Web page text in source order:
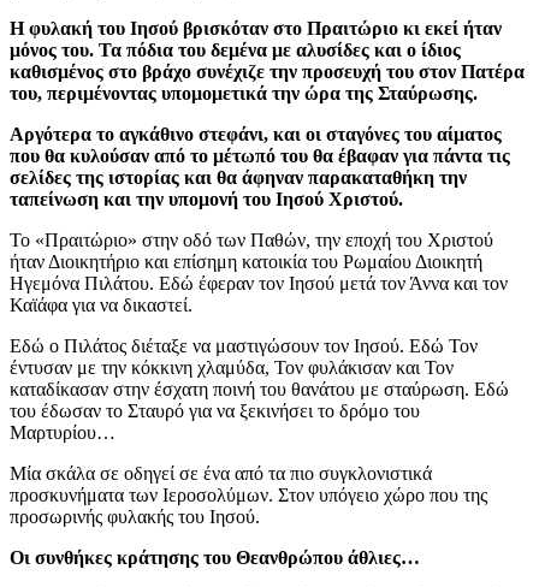
Η φυλακή του Ιησού βρισκόταν στο Πραιτώριο κι εκεί ήταν
μόνος του. Τα πόδια του δεμένα με αλυσίδες και ο ίδιος
καθισμένος στο βράχο συνέχιζε την προσευχή του στον Πατέρα
του, περιμένοντας υπομομετικά την ώρα της Σταύρωσης.
Αργότερα το αγκάθινο στεφάνι, και οι σταγόνες του αίματος
που θα κυλούσαν από το μέτωπό του θα έβαφαν για πάντα τις
σελίδες της ιστορίας και θα άφηναν παρακαταθήκη την
ταπείνωση και την υπομονή του Ιησού Χριστού.
Το «Πραιτώριο» στην οδό των Παθών, την εποχή του Χριστού
ήταν Διοικητήριο και επίσημη κατοικία του Ρωμαίου Διοικητή
Ηγεμόνα Πιλάτου. Εδώ έφεραν τον Ιησού μετά τον Άννα και τον
Καϊάφα για να δικαστεί.
Εδώ ο Πιλάτος διέταξε να μαστιγώσουν τον Ιησού. Εδώ Τον
έντυσαν με την κόκκινη χλαμύδα, Τον φυλάκισαν και Τον
καταδίκασαν στην έσχατη ποινή του θανάτου με σταύρωση. Εδώ
του έδωσαν το Σταυρό για να ξεκινήσει το δρόμο του
Μαρτυρίου…
Μία σκάλα σε οδηγεί σε ένα από τα πιο συγκλονιστικά
προσκυνήματα των Ιεροσολύμων. Στον υπόγειο χώρο που της
προσωρινής φυλακής του Ιησού.
Οι συνθήκες κράτησης του Θεανθρώπου άθλιες…